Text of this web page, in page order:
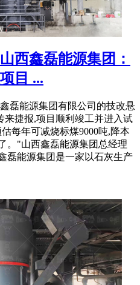
西鑫磊能源集团：
目 ...
磊能源集团有限公司的技改悬
来捷报,项目顺利竣工并进入试
每年可减烧标煤9000吨,降本
。"山西鑫磊能源集团总经理
磊能源集团是一家以石灰生产